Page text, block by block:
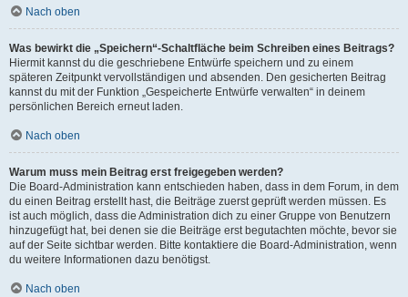
Nach oben
Was bewirkt die „Speichern“-Schaltfläche beim Schreiben eines Beitrags?
Hiermit kannst du die geschriebene Entwürfe speichern und zu einem
späteren Zeitpunkt vervollständigen und absenden. Den gesicherten Beitrag
kannst du mit der Funktion „Gespeicherte Entwürfe verwalten“ in deinem
persönlichen Bereich erneut laden.
Nach oben
Warum muss mein Beitrag erst freigegeben werden?
Die Board-Administration kann entschieden haben, dass in dem Forum, in dem
du einen Beitrag erstellt hast, die Beiträge zuerst geprüft werden müssen. Es
ist auch möglich, dass die Administration dich zu einer Gruppe von Benutzern
hinzugefügt hat, bei denen sie die Beiträge erst begutachten möchte, bevor sie
auf der Seite sichtbar werden. Bitte kontaktiere die Board-Administration, wenn
du weitere Informationen dazu benötigst.
Nach oben